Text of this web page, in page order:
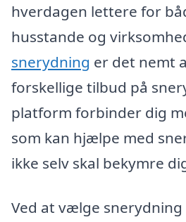
hverdagen lettere for
husstande og
snerydning er det nemt
forskellige tilbud på
platform forbinder dig
som kan hjælpe med
ikke selv skal bekymre
Ved at vælge